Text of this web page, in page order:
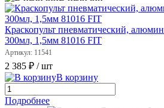
Краскопульт пневматический,
300мл, 1,5мм 81016 FIT
Артикул: 11541
2 385 ₽ / шт
В корзину
Подробнее